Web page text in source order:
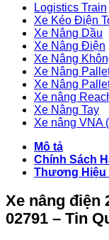
Logistics Train
Xe Kéo Điện
Xe Nâng Dầu
Xe Nâng Điện
Xe Nâng
Xe Nâng
Xe Nâng
Xe nâng
Xe Nâng Tay
Xe nâng VNA
Mô tả
Chính Sách
Thương Hiệu
Xe nâng điện
02791 – Tin